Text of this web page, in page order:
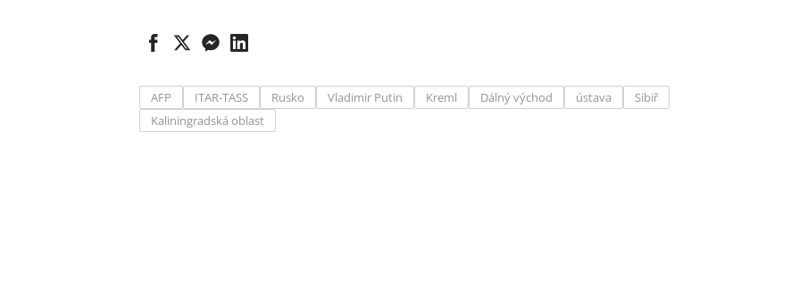
AFP ITAR-TASS Rusko Vladimir Putin Kreml Dálný východ ústava
Sibiř
Kaliningradská oblast